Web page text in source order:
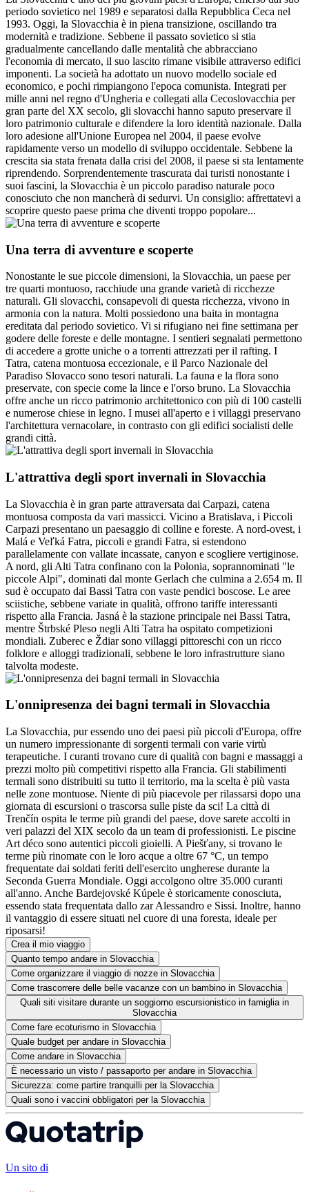
periodo sovietico nel 1989 e separatosi dalla Repubblica Ceca nel
1993. Oggi, la Slovacchia è in piena transizione, oscillando tra
modernità e tradizione. Sebbene il passato sovietico si stia
gradualmente cancellando dalle mentalità che abbracciano
l'economia di mercato, il suo lascito rimane visibile attraverso edifici
imponenti. La società ha adottato un nuovo modello sociale ed
economico, e pochi rimpiangono l'epoca comunista. Integrati per
mille anni nel regno d'Ungheria e collegati alla Cecoslovacchia per
gran parte del XX secolo, gli slovacchi hanno saputo preservare il
loro patrimonio culturale e difendere la loro identità nazionale. Dalla
loro adesione all'Unione Europea nel 2004, il paese evolve
rapidamente verso un modello di sviluppo occidentale. Sebbene la
crescita sia stata frenata dalla crisi del 2008, il paese si sta lentamente
riprendendo. Sorprendentemente trascurata dai turisti nonostante i
suoi fascini, la Slovacchia è un piccolo paradiso naturale poco
conosciuto che non mancherà di sedurvi. Un consiglio: affrettatevi a
scoprire questo paese prima che diventi troppo popolare...
Una terra di avventure e scoperte
Nonostante le sue piccole dimensioni, la Slovacchia, un paese per
tre quarti montuoso, racchiude una grande varietà di ricchezze
naturali. Gli slovacchi, consapevoli di questa ricchezza, vivono in
armonia con la natura. Molti possiedono una baita in montagna
ereditata dal periodo sovietico. Vi si rifugiano nei fine settimana per
godere delle foreste e delle montagne. I sentieri segnalati permettono
di accedere a grotte uniche o a torrenti attrezzati per il rafting. I
Tatra, catena montuosa eccezionale, e il Parco Nazionale del
Paradiso Slovacco sono tesori naturali. La fauna e la flora sono
preservate, con specie come la lince e l'orso bruno. La Slovacchia
offre anche un ricco patrimonio architettonico con più di 100 castelli
e numerose chiese in legno. I musei all'aperto e i villaggi preservano
l'architettura vernacolare, in contrasto con gli edifici socialisti delle
grandi città.
L'attrattiva degli sport invernali in Slovacchia
La Slovacchia è in gran parte attraversata dai Carpazi, catena
montuosa composta da vari massicci. Vicino a Bratislava, i Piccoli
Carpazi presentano un paesaggio di colline e foreste. A nord-ovest, i
Malá e Veľká Fatra, piccoli e grandi Fatra, si estendono
parallelamente con vallate incassate, canyon e scogliere vertiginose.
A nord, gli Alti Tatra confinano con la Polonia, soprannominati "le
piccole Alpi", dominati dal monte Gerlach che culmina a 2.654 m. Il
sud è occupato dai Bassi Tatra con vaste pendici boscose. Le aree
sciistiche, sebbene variate in qualità, offrono tariffe interessanti
rispetto alla Francia. Jasná è la stazione principale nei Bassi Tatra,
mentre Štrbské Pleso negli Alti Tatra ha ospitato competizioni
mondiali. Zuberec e Ždiar sono villaggi pittoreschi con un ricco
folklore e alloggi tradizionali, sebbene le loro infrastrutture siano
talvolta modeste.
L'onnipresenza dei bagni termali in Slovacchia
La Slovacchia, pur essendo uno dei paesi più piccoli d'Europa, offre
un numero impressionante di sorgenti termali con varie virtù
terapeutiche. I curanti trovano cure di qualità con bagni e massaggi a
prezzi molto più competitivi rispetto alla Francia. Gli stabilimenti
termali sono distribuiti su tutto il territorio, ma la scelta è più vasta
nelle zone montuose. Niente di più piacevole per rilassarsi dopo una
giornata di escursioni o trascorsa sulle piste da sci! La città di
Trenčín ospita le terme più grandi del paese, dove sarete accolti in
veri palazzi del XIX secolo da un team di professionisti. Le piscine
Art déco sono autentici piccoli gioielli. A Piešťany, si trovano le
terme più rinomate con le loro acque a oltre 67 °C, un tempo
frequentate dai soldati feriti dell'esercito ungherese durante la
Seconda Guerra Mondiale. Oggi accolgono oltre 35.000 curanti
all'anno. Anche Bardejovské Kúpele è storicamente conosciuta,
essendo stata frequentata dallo zar Alessandro e Sissi. Inoltre, hanno
il vantaggio di essere situati nel cuore di una foresta, ideale per
riposarsi!
Crea il mio viaggio
Quanto tempo andare in Slovacchia
Come organizzare il viaggio di nozze in Slovacchia
Come trascorrere delle belle vacanze con un bambino in Slovacchia
Quali siti visitare durante un soggiorno escursionistico in famiglia in
Slovacchia
Come fare ecoturismo in Slovacchia
Quale budget per andare in Slovacchia
Come andare in Slovacchia
È necessario un visto / passaporto per andare in Slovacchia
Sicurezza: come partire tranquilli per la Slovacchia
Quali sono i vaccini obbligatori per la Slovacchia
Un sito di